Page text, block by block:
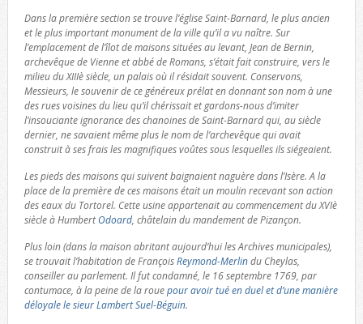
Dans la première section se trouve l’église Saint-Barnard, le plus ancien
et le plus important monument de la ville qu’il a vu naître. Sur
l’emplacement de l’îlot de maisons situées au levant, Jean de Bernin,
archevêque de Vienne et abbé de Romans, s’était fait construire, vers le
milieu du XIIIè siècle, un palais où il résidait souvent. Conservons,
Messieurs, le souvenir de ce généreux prélat en donnant son nom à une
des rues voisines du lieu qu’il chérissait et gardons-nous d’imiter
l’insouciante ignorance des chanoines de Saint-Barnard qui, au siècle
dernier, ne savaient même plus le nom de l’archevêque qui avait
construit à ses frais les magnifiques voûtes sous lesquelles ils siégeaient.
Les pieds des maisons qui suivent baignaient naguère dans l’Isère. A la
place de la première de ces maisons était un moulin recevant son action
des eaux du Tortorel. Cette usine appartenait au commencement du XVIè
siècle à HumbertOdoard, châtelain du mandement de Pizançon.
Plus loin (dans la maison abritant aujourd’hui les Archives municipales),
se trouvait l’habitation de FrançoisReymond-Merlindu Cheylas,
conseiller au parlement. Il fut condamné, le 16 septembre 1769, par
contumace, à la peine de la rouepour avoir tué en duel et d’une manière
déloyale le sieur Lambert Suel-Béguin.